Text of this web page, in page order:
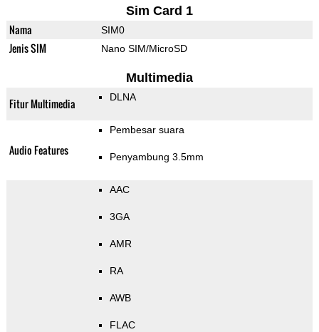
Sim Card 1
Nama SIM0
Jenis SIM Nano SIM/MicroSD
Multimedia
Fitur Multimedia DLNA
Audio Features
Pembesar suara
Penyambung 3.5mm
AAC
3GA
AMR
RA
AWB
FLAC